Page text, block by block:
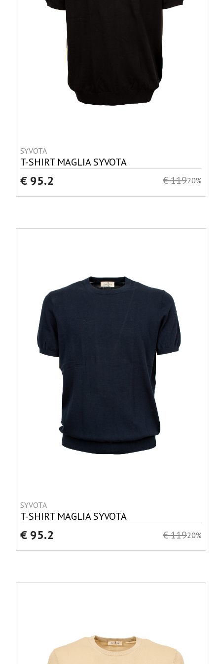
SYVOTA
T-SHIRT MAGLIA SYVOTA
€ 95.2 € 11920%
SYVOTA
T-SHIRT MAGLIA SYVOTA
€ 95.2 € 11920%